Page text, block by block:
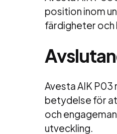
position inom
färdigheter och
Avesta AIK
betydelse för
och
utveckling.